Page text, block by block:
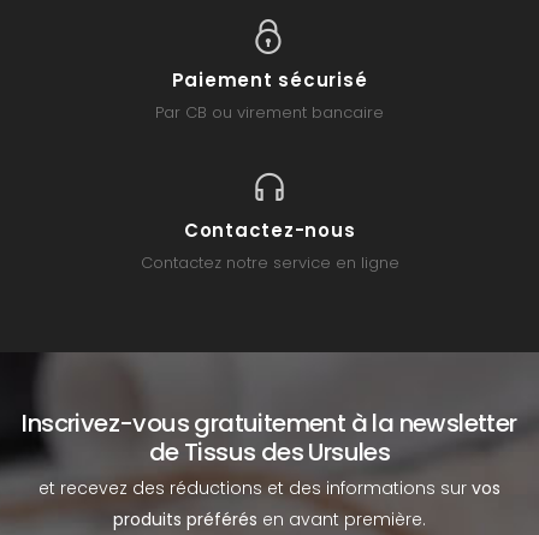
Paiement sécurisé
Par CB ou virement bancaire
Contactez-nous
Contactez notre service en ligne
Inscrivez-vous gratuitement à la newsletter
de Tissus des Ursules
et recevez des réductions et des informations sur vos
produits préférés en avant première.